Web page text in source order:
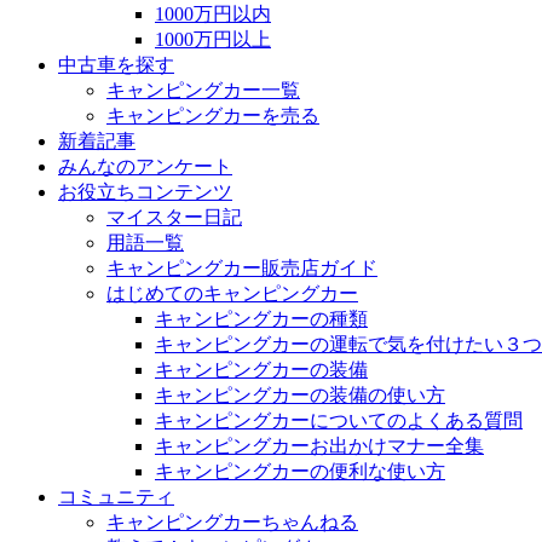
1000万円以内
1000万円以上
中古車を探す
キャンピングカー一覧
キャンピングカーを売る
新着記事
みんなのアンケート
お役立ちコンテンツ
マイスター日記
用語一覧
キャンピングカー販売店ガイド
はじめてのキャンピングカー
キャンピングカーの種類
キャンピングカーの運転で気を付けたい３
キャンピングカーの装備
キャンピングカーの装備の使い方
キャンピングカーについてのよくある質問
キャンピングカーお出かけマナー全集
キャンピングカーの便利な使い方
コミュニティ
キャンピングカーちゃんねる